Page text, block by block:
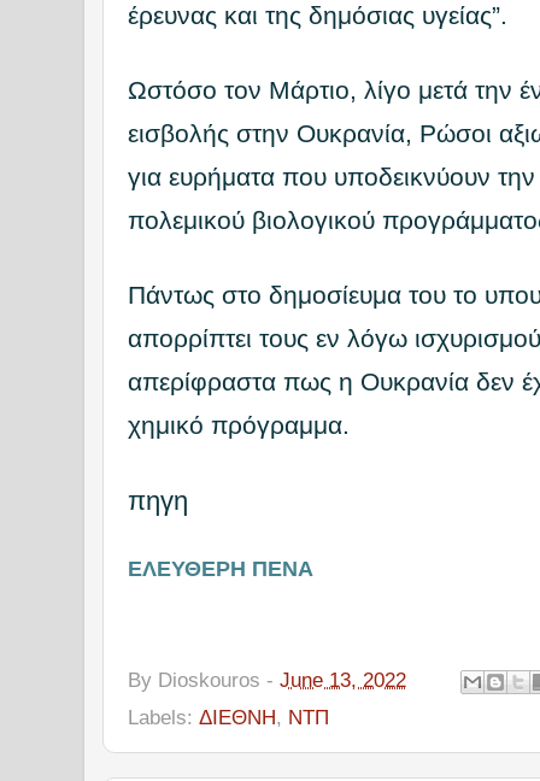
έρευνας και της δημόσιας υγείας”.
Ωστόσο τον Mάρτιο, λίγο μετά την
εισβολής στην Ουκρανία, Ρώσοι
για ευρήματα που υποδεικνύουν
πολεμικού βιολογικού
Πάντως στο δημοσίευμα του το
απορρίπτει τους εν λόγω
απερίφραστα πως η Ουκρανία δεν
χημικό πρόγραμμα.
πηγη
ΕΛΕΥΘΕΡΗ ΠΕΝΑ
By Dioskouros - June 13, 2022
Labels: ΔΙΕΘΝΗ, ΝΤΠ